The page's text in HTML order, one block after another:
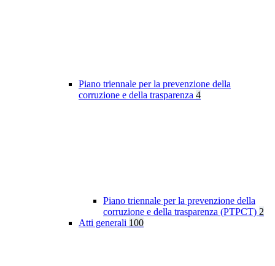
Piano triennale per la prevenzione della
corruzione e della trasparenza 4
Piano triennale per la prevenzione della
corruzione e della trasparenza (PTPCT) 2
Atti generali 100